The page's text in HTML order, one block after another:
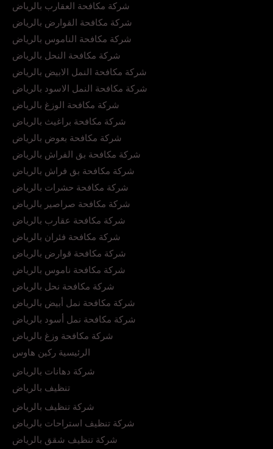
شركة مكافحة العقارب بالرياض
شركة مكافحة القوارض بالرياض
شركة مكافحة الناموس بالرياض
شركة مكافحة النحل بالرياض
شركة مكافحة النمل الابيض بالرياض
شركة مكافحة النمل الاسود بالرياض
شركة مكافحة الوزغ بالرياض
شركة مكافحة براغيث بالرياض
شركة مكافحة بعوض بالرياض
شركة مكافحة بق الفراش بالرياض
شركة مكافحة بق فراش بالرياض
شركة مكافحة حشرات بالرياض
شركة مكافحة صراصير بالرياض
شركة مكافحة عقارب بالرياض
شركة مكافحة فئران بالرياض
شركة مكافحة قوارض بالرياض
شركة مكافحة ناموس بالرياض
شركة مكافحة نحل بالرياض
شركة مكافحة نمل أبيض بالرياض
شركة مكافحة نمل أسود بالرياض
شركة مكافحة وزغ بالرياض
الرئيسية ركين هاوس
شركة دهانات بالرياض
تنظيف بالرياض
شركة تنظيف بالرياض
شركة تنظيف استراحات بالرياض
شركة تنظيف شقق بالرياض